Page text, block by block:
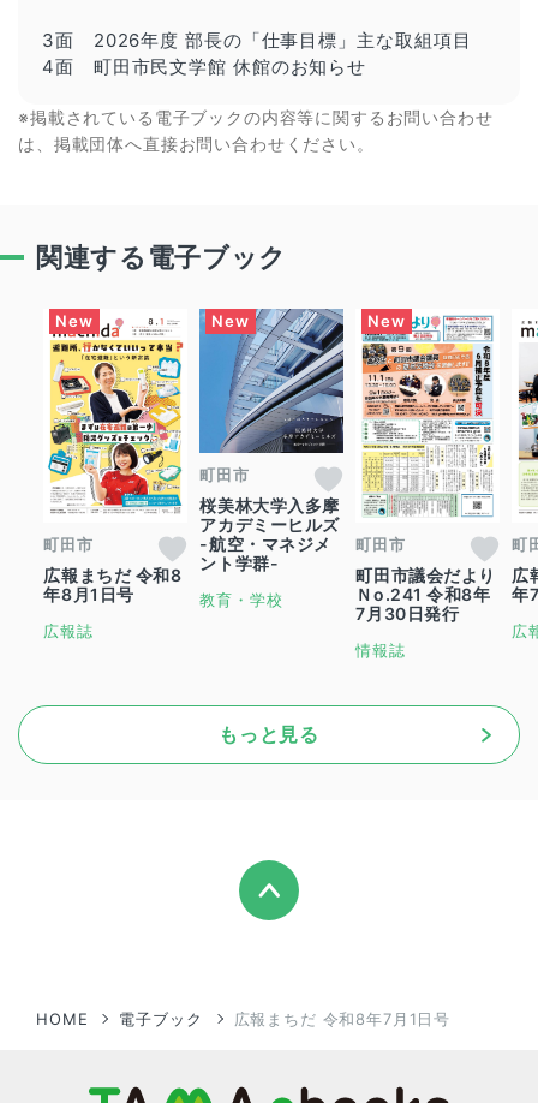
3面 2026年度 部長の「仕事目標」主な取組項目
4面 町田市民文学館 休館のお知らせ
※掲載されている電子ブックの内容等に関するお問い合わせ
は、掲載団体へ直接お問い合わせください。
関連する電子ブック
町田市
広報まちだ 令和8
年8月1日号
広報誌
町田市
桜美林大学入多摩
アカデミーヒルズ
-航空・マネジメ
ント学群-
教育・学校
町田市
町田市議会だより
Ｎo.241 令和8年
7月30日発行
情報誌
町
広
年
広
もっと見る
HOME 電子ブック 広報まちだ 令和8年7月1日号